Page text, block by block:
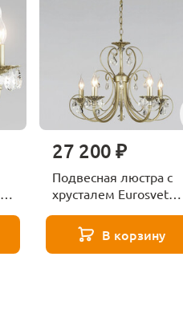
27 200 ₽
Подвесная люстра с
хрусталем Eurosvet
В корзину